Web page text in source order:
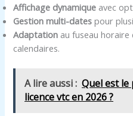
Affichage dynamique avec
Gestion multi-dates pour
Adaptation au fuseau
calendaires.
A lire aussi : Quel est
licence vtc en 2026 ?